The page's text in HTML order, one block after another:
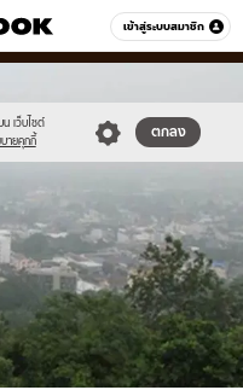
เข้าสู่ระบบสมาชิก
หมวดอื่นๆ
น เว็บไซต์
บายคุกกี้
ตกลง